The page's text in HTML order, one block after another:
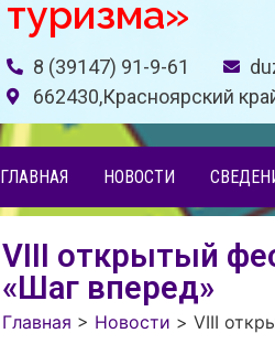
туризма»
8 (39147) 91-9-61
662430,Красноярский
ГЛАВНАЯ НОВОСТИ
VIII открытый
«Шаг вперед»
Главная > Новости > VIII